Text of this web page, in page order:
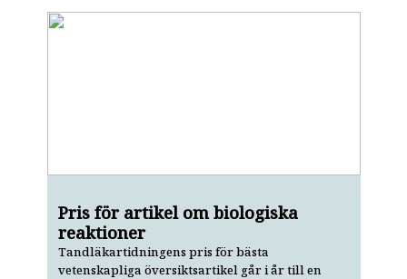
Pris för artikel om­ biologiska
reaktioner
Tandläkartidningens pris för bästa
vetenskapliga översiktsartikel går i år till en